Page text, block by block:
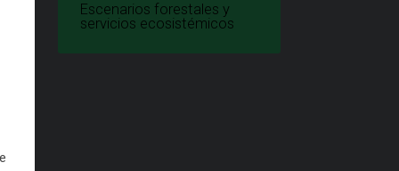
Escenarios forestales y
servicios ecosistémicos